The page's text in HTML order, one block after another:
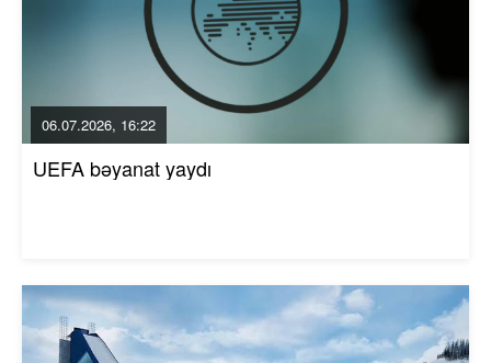
06.07.2026, 16:22
UEFA bəyanat yaydı